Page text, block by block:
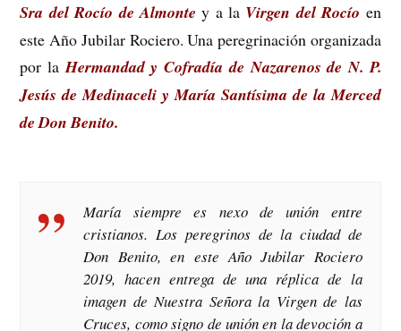
Sra del Rocío de Almonte y a la Virgen del Rocío en
este Año Jubilar Rociero. Una peregrinación organizada
por laHermandad y Cofradía de Nazarenos de N. P.
Jesús de Medinaceli y María Santísima de la Merced
de Don Benito.
María siempre es nexo de unión entre
cristianos. Los peregrinos de la ciudad de
Don Benito, en este Año Jubilar Rociero
2019, hacen entrega de una réplica de la
imagen de Nuestra Señora la Virgen de las
Cruces, como signo de unión en la devoción a